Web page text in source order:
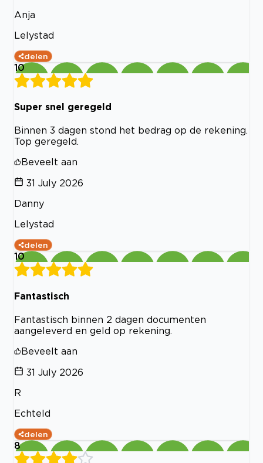
Anja
Lelystad
delen
10
Super snel geregeld
Binnen 3 dagen stond het bedrag op de rekening.
Top geregeld.
Beveelt aan
31 July 2026
Danny
Lelystad
delen
10
Fantastisch
Fantastisch binnen 2 dagen documenten
aangeleverd en geld op rekening.
Beveelt aan
31 July 2026
R
Echteld
delen
8